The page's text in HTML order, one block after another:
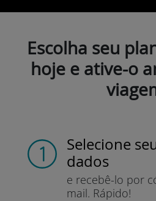
Escolha seu
hoje e ative-o
Selecione
dados
e recebê-lo por
mail. Rápido!